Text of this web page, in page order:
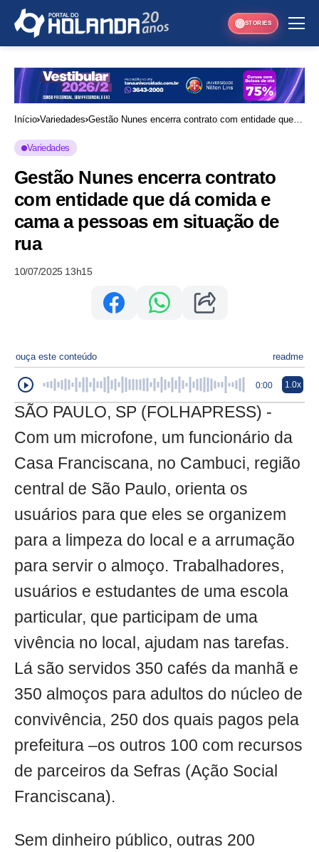
STORIES
Início Variedades Gestão Nunes encerra contrato com entidade que
Variedades
Gestão Nunes encerra contrato
com entidade que dá comida e
cama a pessoas em situação de
rua
10/07/2025 13h15
ouça este conteúdo readme
0:00 1.0x
SÃO PAULO, SP (FOLHAPRESS) -
Com um microfone, um funcionário da
Casa Franciscana, no Cambuci, região
central de São Paulo, orienta os
usuários para que eles se organizem
para a limpeza do local e a arrumação
para servir o almoço. Trabalhadores,
usuários e estudantes de uma escola
particular, que participam de uma
vivência no local, ajudam nas tarefas.
Lá são servidos 350 cafés da manhã e
350 almoços para adultos do núcleo de
convivência, 250 dos quais pagos pela
prefeitura –os outros 100 com recursos
de parceiros da Sefras (Ação Social
Franciscana).
Sem dinheiro público, outras 200